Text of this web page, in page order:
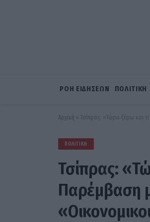
ΡΟΗ ΕΙΔΗΣΕΩΝ ΠΟΛΙΤΙΚΗ
Αρχική » Τσίπρας: «Τώρα ξέρω και
ΠΟΛΙΤΙΚΉ
Τσίπρας:
Παρέμβαση